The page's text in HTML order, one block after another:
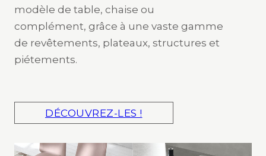
modèle de table, chaise ou
complément, grâce à une vaste gamme
de revêtements, plateaux, structures et
piétements.
DÉCOUVREZ-LES !